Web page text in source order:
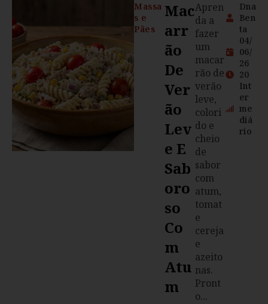
Massa
s e
Pães
Mac
Arr
Ão
De
Ver
Ão
Lev
E E
Sab
Oro
So
Co
M
Atu
M
Apren
da a
fazer
um
macar
rão de
verão
leve,
colori
do e
cheio
de
sabor
com
atum,
tomat
e
cereja
e
azeito
nas.
Pront
o...
Dna
Ben
ta
04/
06/
26
20
Int
er
me
diá
rio